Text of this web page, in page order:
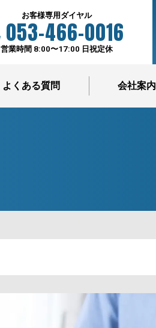
お客様専用ダイヤル
053-466-0016
営業時間 8:00〜17:00 日祝定休
よくある質問 会社案内